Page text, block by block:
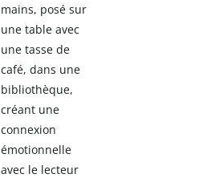
mains, posé sur
une table avec
une tasse de
café, dans une
bibliothèque,
créant une
connexion
émotionnelle
avec le lecteur